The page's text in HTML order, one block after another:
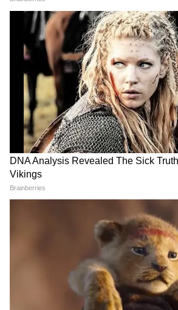
(Except for the headline,
not been edited by
staff and is published from
feed.)